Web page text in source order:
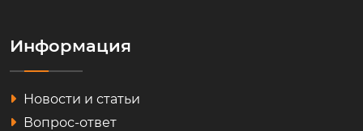
Информация
Новости и статьи
Вопрос-ответ